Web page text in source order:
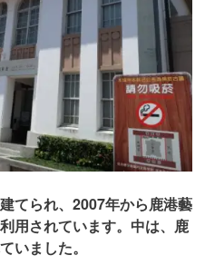
てられ、2007年から鹿港藝
用されています。中は、鹿
いました。